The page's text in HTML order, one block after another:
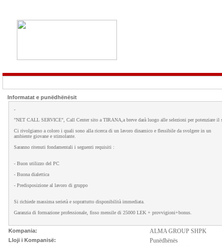
Informatat e punëdhënësit
-
"NET CALL SERVICE", Call Center sito a TIRANA,a breve darà luogo alle selezioni per potenziare il
Ci rivolgiamo a coloro i quali sono alla ricerca di un lavoro dinamico e flessibile da svolgere in un
ambiente giovane e stimolante.
Saranno ritenuti fondamentali i seguenti requisiti :
- Buon utilizzo del PC
- Buona dialettica
- Predisposizione al lavoro di gruppo
Si richiede massima serietà e soprattutto disponibilità immediata.
Garanzia di formazione professionale, fisso mensile di 25000 LEK + provvigioni+bonus.
Kompania: ALMA GROUP SHPK
Lloji i Kompanisë: Punëdhënës